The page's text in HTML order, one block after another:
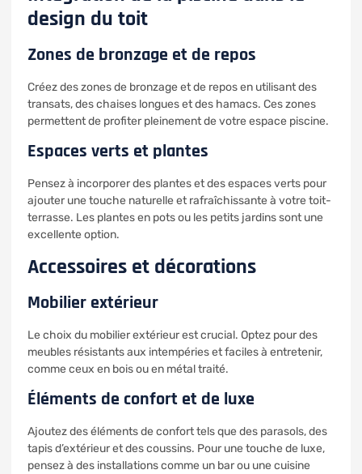
design du toit
Zones de bronzage et de repos
Créez des zones de bronzage et de repos en utilisant des
transats, des chaises longues et des hamacs. Ces zones
permettent de profiter pleinement de votre espace piscine.
Espaces verts et plantes
Pensez à incorporer des plantes et des espaces verts pour
ajouter une touche naturelle et rafraîchissante à votre toit-
terrasse. Les plantes en pots ou les petits jardins sont une
excellente option.
Accessoires et décorations
Mobilier extérieur
Le choix du mobilier extérieur est crucial. Optez pour des
meubles résistants aux intempéries et faciles à entretenir,
comme ceux en bois ou en métal traité.
Éléments de confort et de luxe
Ajoutez des éléments de confort tels que des parasols, des
tapis d’extérieur et des coussins. Pour une touche de luxe,
pensez à des installations comme un bar ou une cuisine